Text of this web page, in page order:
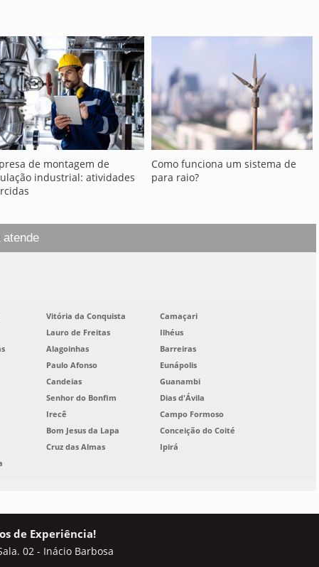
de montagem de
industrial: atividades
Como funciona um sistema de
para raio?
atende
Vitória da Conquista
Camaçari
Lauro de Freitas
Ilhéus
Alagoinhas
Barreiras
Paulo Afonso
Eunápolis
Candeias
Guanambi
Senhor do Bonfim
Dias d'Ávila
Irecê
Campo Formoso
Bom Jesus da Lapa
Conceição do Coité
Cruz das Almas
Ipirá
de Experiência!
02 - Inácio Barbosa